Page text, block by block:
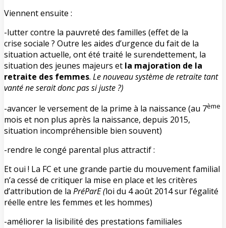
Viennent ensuite :
-lutter contre la pauvreté des familles (effet de la
crise sociale ? Outre les aides d’urgence du fait de la
situation actuelle, ont été traité le surendettement, la
situation des jeunes majeurs et la majoration de la
retraite des femmes. Le nouveau système de retraite tant
vanté ne serait donc pas si juste ?)
-avancer le versement de la prime à la naissance (au 7ème
mois et non plus après la naissance, depuis 2015,
situation incompréhensible bien souvent)
-rendre le congé parental plus attractif :
Et oui ! La FC et une grande partie du mouvement familial
n’a cessé de critiquer la mise en place et les critères
d’attribution de la PréParE (loi du 4 août 2014 sur l’égalité
réelle entre les femmes et les hommes)
-améliorer la lisibilité des prestations familiales